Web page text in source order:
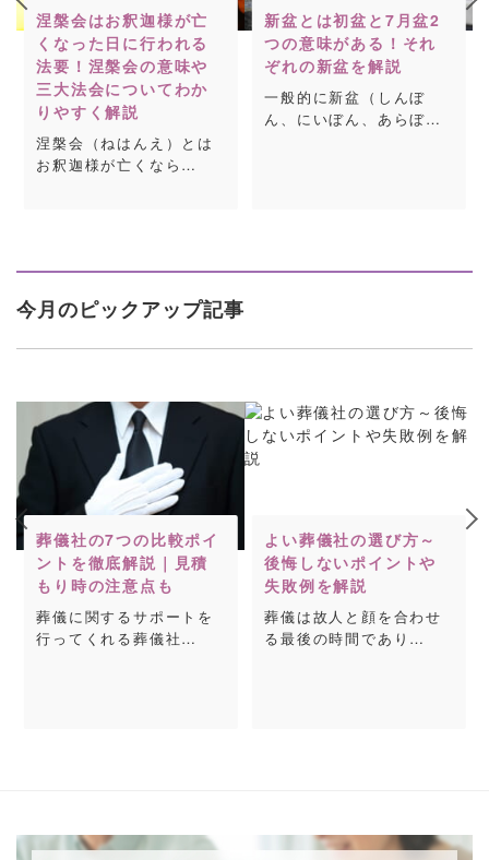
涅槃会はお釈迦様が亡
くなった日に行われる
法要！涅槃会の意味や
三大法会についてわか
りやすく解説
涅槃会（ねはんえ）とは
お釈迦様が亡くなら…
新盆とは初盆と7月盆2
つの意味がある！それ
ぞれの新盆を解説
一般的に新盆（しんぼ
ん、にいぼん、あらぼ…
今月のピックアップ記事
葬儀社の7つの比較ポイ
ントを徹底解説｜見積
もり時の注意点も
葬儀に関するサポートを
行ってくれる葬儀社…
よい葬儀社の選び方～
後悔しないポイントや
失敗例を解説
葬儀は故人と顔を合わせ
る最後の時間であり…